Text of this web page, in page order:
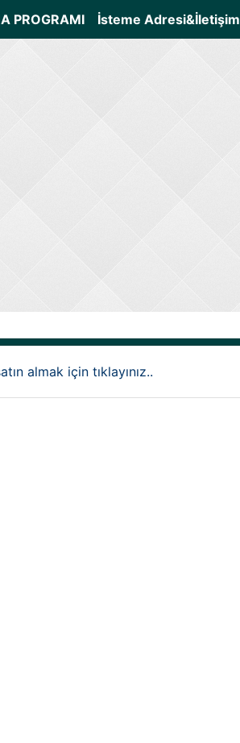
PROGRAMI İsteme Adresi&İletişim
almak için tıklayınız..